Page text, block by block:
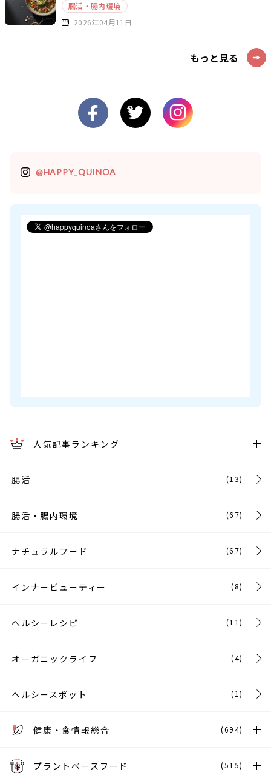
腸活・腸内環境
2026年04月11日
もっと見る
@HAPPY_QUINOA
人気記事ランキング
腸活 (13)
腸活・腸内環境 (67)
ナチュラルフード (67)
インナービューティー (8)
ヘルシーレシピ (11)
オーガニックライフ (4)
ヘルシースポット (1)
健康・食情報総合 (694)
プラントベースフード (515)